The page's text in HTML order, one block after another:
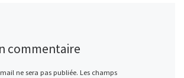
commentaire
ne sera pas publiée. Les champs